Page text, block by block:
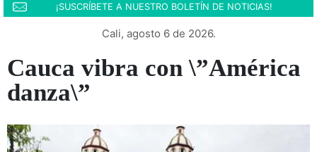
¡SUSCRÍBETE A NUESTRO BOLETÍN DE NOTICIAS!
Cali, agosto 6 de 2026.
Cauca vibra con \”América
danza\”